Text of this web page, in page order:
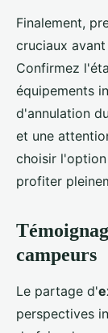
Finalement,
cruciaux
Confirmez
équipements
d'annulation
et une
choisir
profiter
campeurs
Le partage d'
perspectives